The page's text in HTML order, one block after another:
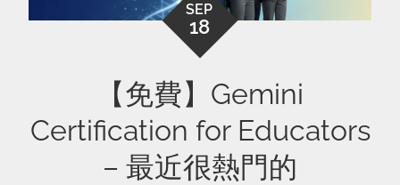
SEP
18
【免費】Gemini
Certification for Educators
– 最近很熱門的